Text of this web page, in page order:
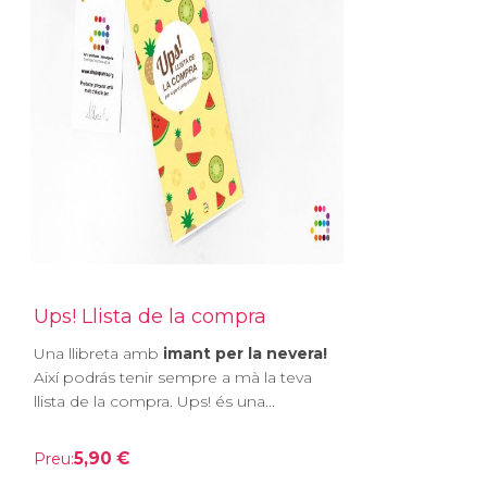
Ups! Llista de la compra
Una llibreta amb imant per la nevera!
Així podrás tenir sempre a mà la teva
llista de la compra. Ups! és una...
Preu:5,90 €